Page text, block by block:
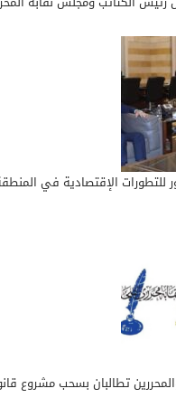
للتطورات الإقتصادية في
تطالبان بسحب مشروع